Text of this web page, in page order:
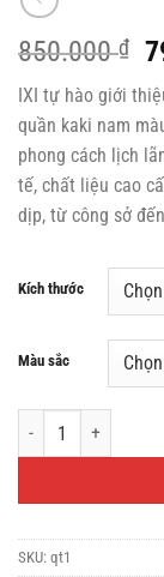
850.000₫
IXI tự hào giới
quần kaki nam
phong cách lịch
tế, chất liệu cao
dịp, từ công sở
Kích thước
Màu sắc
Áo Quần Tây, Quần
SKU: qt1